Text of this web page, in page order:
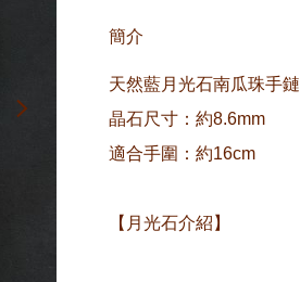
簡介
天然藍月光石南瓜珠手鏈
晶石尺寸：約8.6mm
適合手圍：約16cm
【月光石介紹】